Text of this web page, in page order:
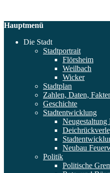
Hauptmenü
Die Stadt
Stadtportrait
Flörsheim
Weilbach
Wicker
Stadtplan
Zahlen, Daten,
Geschichte
Stadtentwicklung
Neugestaltung
Neubau
Politik
Politische